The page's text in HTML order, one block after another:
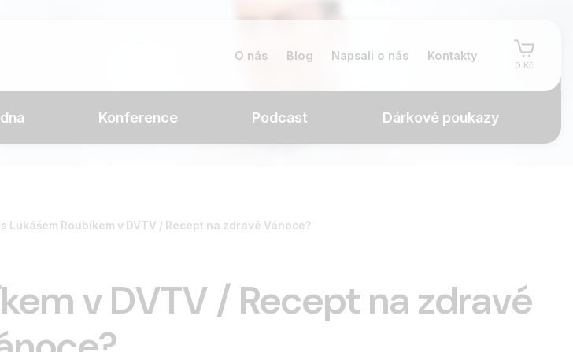
O nás Blog Napsali o nás Kontakty
0 Kč
Konference Podcast Dárkové poukazy
Lukášem Roubíkem v DVTV / Recept na zdravé Vánoce?
v DVTV / Recept na zdravé